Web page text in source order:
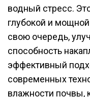
водный стресс.
глубокой и
свою очередь,
способность
эффективный
современных
влажности почвы,